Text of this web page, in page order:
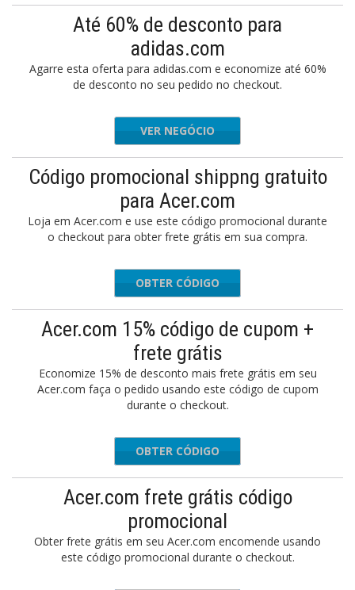
Até 60% de desconto para
adidas.com
Agarre esta oferta para adidas.com e economize até 60%
de desconto no seu pedido no checkout.
VER NEGÓCIO
Código promocional shippng gratuito
para Acer.com
Loja em Acer.com e use este código promocional durante
o checkout para obter frete grátis em sua compra.
SAVE15
OBTER CÓDIGO
Acer.com 15% código de cupom +
frete grátis
Economize 15% de desconto mais frete grátis em seu
Acer.com faça o pedido usando este código de cupom
durante o checkout.
FALL15
OBTER CÓDIGO
Acer.com frete grátis código
promocional
Obter frete grátis em seu Acer.com encomende usando
este código promocional durante o checkout.